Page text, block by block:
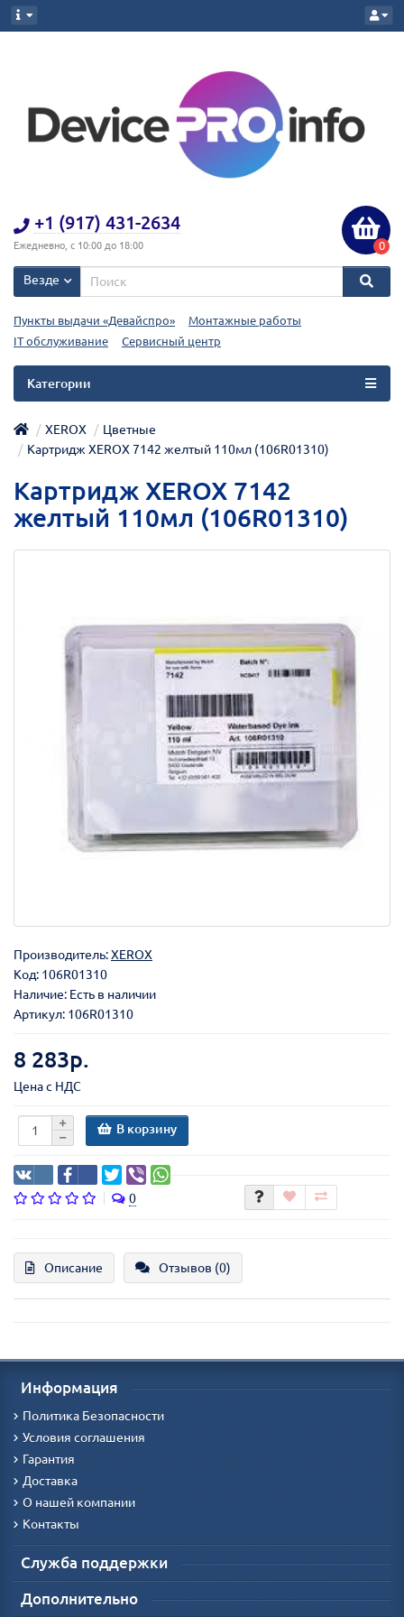
+1 (917) 431-2634
Ежедневно, с 10:00 до 18:00 0
Везде
Пункты выдачи «Девайспро»
Монтажные работы
IT обслуживание
Сервисный центр
Категории
XEROX
Цветные
Картридж XEROX 7142 желтый 110мл (106R01310)
Картридж XEROX 7142
желтый 110мл (106R01310)
Производитель:XEROX
Код: 106R01310
Наличие: Есть в наличии
Артикул: 106R01310
8 283р.
Цена с НДС
В корзину
0
Описание Отзывов (0)
Информация
Политика Безопасности
Условия соглашения
Гарантия
Доставка
О нашей компании
Контакты
Служба поддержки
Дополнительно